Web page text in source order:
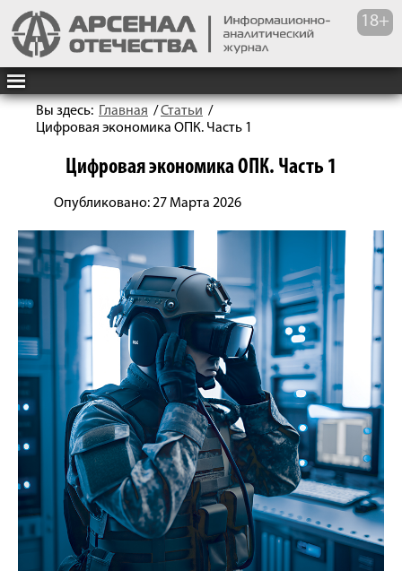
Вы здесь: Главная /Статьи /
Цифровая экономика ОПК. Часть 1
Цифровая экономика ОПК. Часть 1
Опубликовано: 27 Марта 2026